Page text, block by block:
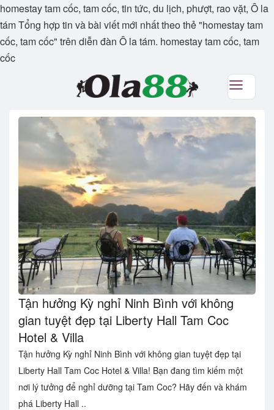
homestay tam cốc, tam cốc, tin tức, du lịch, phượt, rao vặt, Ô la
tám Tổng hợp tin và bài viết mới nhất theo thẻ "homestay tam
cốc, tam cốc" trên diễn đàn Ô la tám. homestay tam cốc, tam
cốc
Tận hưởng Kỳ nghỉ Ninh Bình với không
gian tuyệt đẹp tại Liberty Hall Tam Coc
Hotel & Villa
Tận hưởng Kỳ nghỉ Ninh Bình với không gian tuyệt đẹp tại
Liberty Hall Tam Coc Hotel & Villa! Bạn đang tìm kiếm một
nơi lý tưởng để nghỉ dưỡng tại Tam Coc? Hãy đến và khám
phá Liberty Hall ..